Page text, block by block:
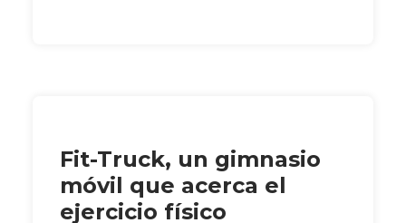
Fit-Truck, un gimnasio
móvil que acerca el
ejercicio físico